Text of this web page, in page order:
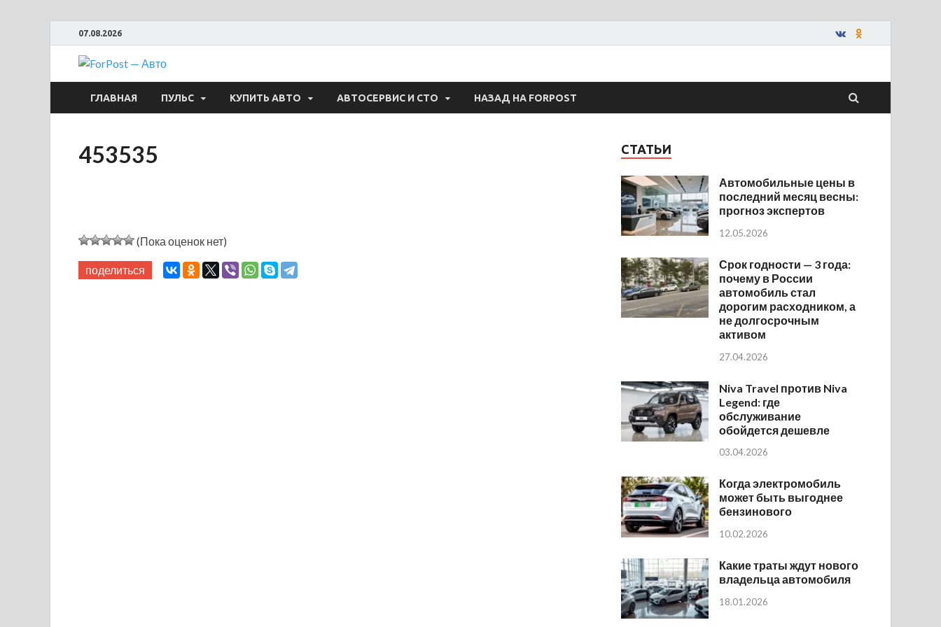
07.08.2026
ForPost — Авто
ГЛАВНАЯ ПУЛЬС КУПИТЬ АВТО АВТОСЕРВИС И СТО НАЗАД НА FORPOST
453535
(Пока оценок нет)
поделиться
СТАТЬИ
Автомобильные цены в
последний месяц весны:
прогноз экспертов
12.05.2026
Срок годности — 3 года:
почему в России
автомобиль стал
дорогим расходником, а
не долгосрочным
активом
27.04.2026
Niva Travel против Niva
Legend: где
обслуживание
обойдется дешевле
03.04.2026
Когда электромобиль
может быть выгоднее
бензинового
10.02.2026
Какие траты ждут нового
владельца автомобиля
18.01.2026